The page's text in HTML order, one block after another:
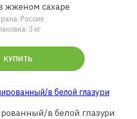
жженом сахаре
Россия
3 кг
КУПИТЬ
в белой глазури